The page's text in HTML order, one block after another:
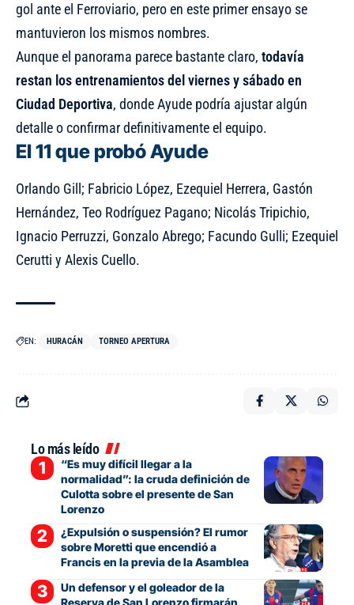
gol ante el Ferroviario, pero en este primer ensayo se
mantuvieron los mismos nombres.
Aunque el panorama parece bastante claro, todavía
restan los entrenamientos del viernes y sábado en
Ciudad Deportiva, donde Ayude podría ajustar algún
detalle o confirmar definitivamente el equipo.
El 11 que probó Ayude
Orlando Gill; Fabricio López, Ezequiel Herrera, Gastón
Hernández, Teo Rodríguez Pagano; Nicolás Tripichio,
Ignacio Perruzzi, Gonzalo Abrego; Facundo Gulli; Ezequiel
Cerutti y Alexis Cuello.
EN: HURACÁN TORNEO APERTURA
Lo más leído
“Es muy difícil llegar a la
normalidad”: la cruda definición de
Culotta sobre el presente de San
Lorenzo
¿Expulsión o suspensión? El rumor
sobre Moretti que encendió a
Francis en la previa de la Asamblea
Un defensor y el goleador de la